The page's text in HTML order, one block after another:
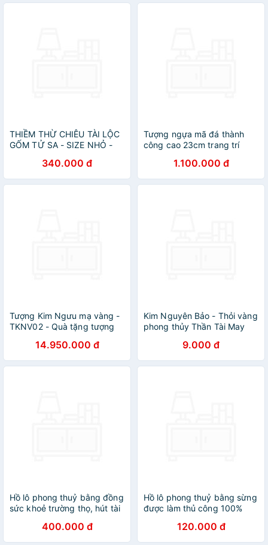
THIỀM THỪ CHIÊU TÀI LỘC
GỐM TỬ SA - SIZE NHỎ -
PHONG THUỶ340.000 đ
Tượng ngựa mã đá thành
công cao 23cm trang trí
làm việc1.100.000 đ
Tượng Kim Ngưu mạ vàng -
TKNV02 - Quà tặng tượng
mạ vàng 24K cao cấp
14.950.000 đ
Kim Nguyên Bảo - Thỏi vàng
phong thủy Thần Tài May
Hàng Chính Hãng
9.000 đ
Hồ lô phong thuỷ bằng đồng
sức khoẻ trường thọ, hút tài
đồng tâm kết400.000 đ
Hồ lô phong thuỷ bằng sừng
được làm thủ công 100%
móc khoá hút tài lộc
120.000 đ